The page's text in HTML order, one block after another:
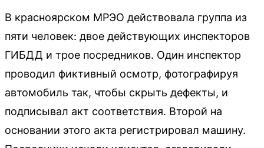
В красноярском МРЭО действовала группа из
пяти человек: двое действующих инспекторов
ГИБДД и трое посредников. Один инспектор
проводил фиктивный осмотр, фотографируя
автомобиль так, чтобы скрыть дефекты, и
подписывал акт соответствия. Второй на
основании этого акта регистрировал машину.